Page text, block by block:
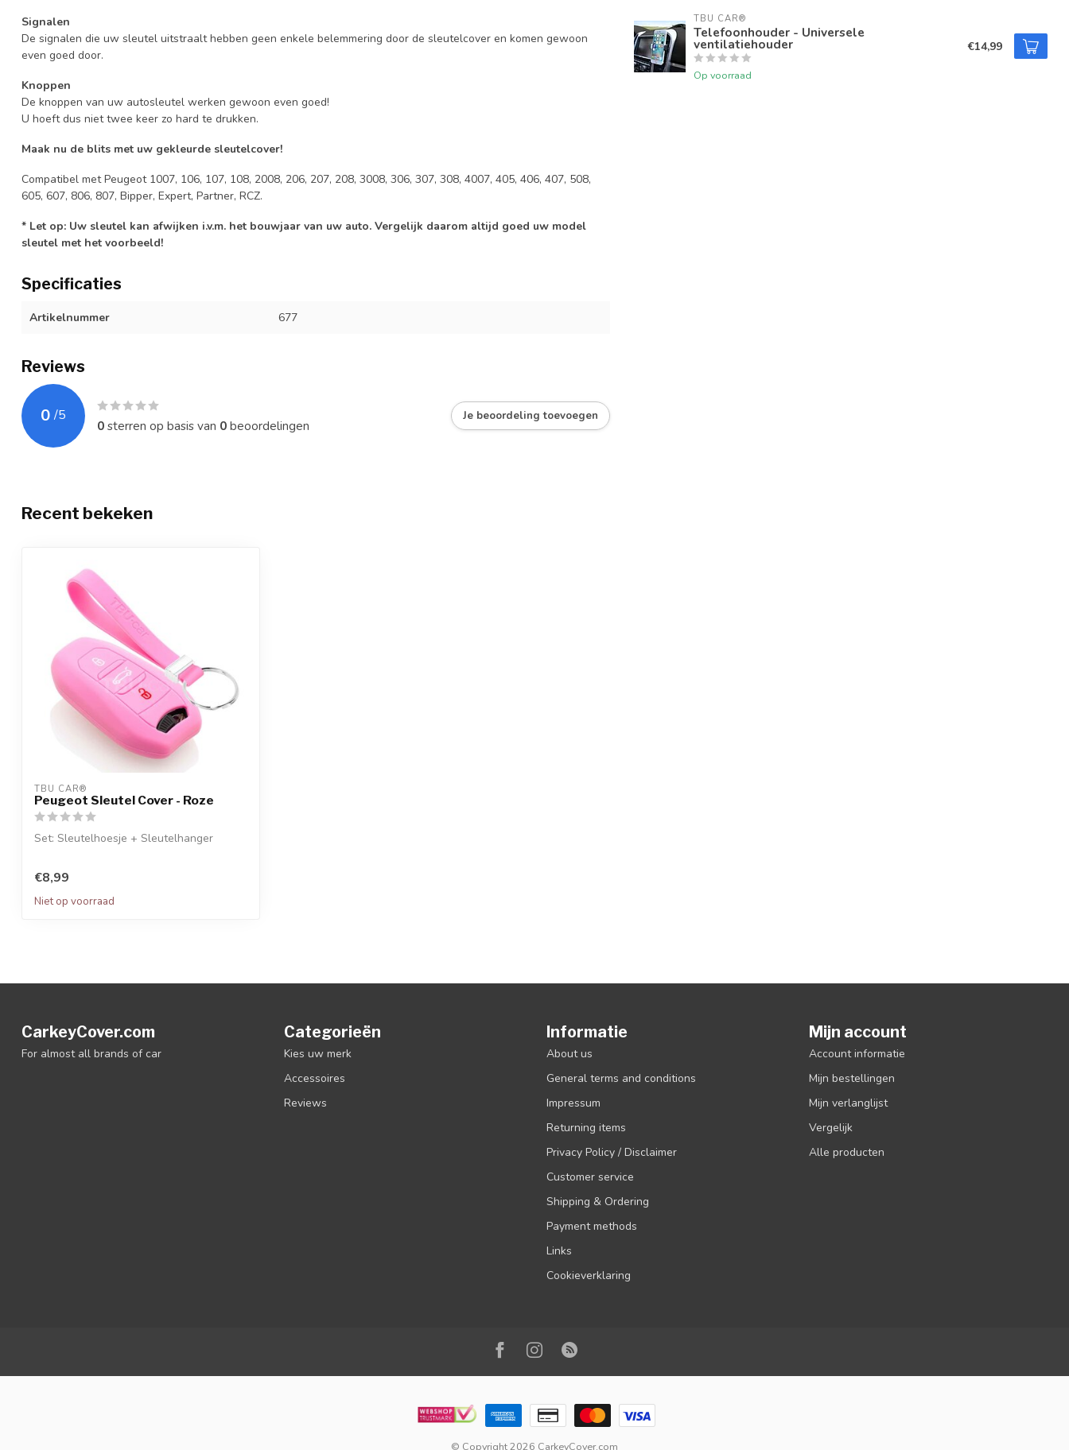
Signalen
De signalen die uw sleutel uitstraalt hebben geen enkele belemmering door de sleutelcover en komen gewoon
even goed door.
Knoppen
De knoppen van uw autosleutel werken gewoon even goed!
U hoeft dus niet twee keer zo hard te drukken.
Maak nu de blits met uw gekleurde sleutelcover!
Compatibel met Peugeot 1007, 106, 107, 108, 2008, 206, 207, 208, 3008, 306, 307, 308, 4007, 405, 406, 407, 508,
605, 607, 806, 807, Bipper, Expert, Partner, RCZ.
* Let op: Uw sleutel kan afwijken i.v.m. het bouwjaar van uw auto. Vergelijk daarom altijd goed uw model
sleutel met het voorbeeld!
Specificaties
Artikelnummer 677
Reviews
0 /5
0sterren op basis van 0beoordelingen
Je beoordeling toevoegen
TBU CAR®
Telefoonhouder - Universele
ventilatiehouder
Op voorraad
€14,99
Recent bekeken
TBU CAR®
Peugeot Sleutel Cover - Roze
Set: Sleutelhoesje + Sleutelhanger
€8,99
Niet op voorraad
CarkeyCover.com
For almost all brands of car
Categorieën
Kies uw merk
Accessoires
Reviews
Informatie
About us
General terms and conditions
Impressum
Returning items
Privacy Policy / Disclaimer
Customer service
Shipping & Ordering
Payment methods
Links
Cookieverklaring
Mijn account
Account informatie
Mijn bestellingen
Mijn verlanglijst
Vergelijk
Alle producten
© Copyright 2026 CarkeyCover.com